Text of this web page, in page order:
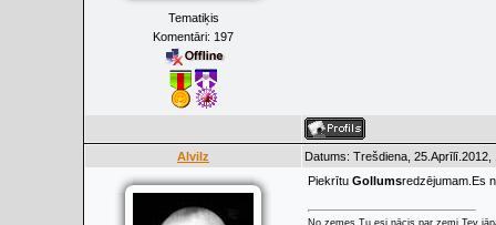
Tematiķis
Komentāri: 197
Alvilz Datums: Trešdiena,
Piekrītu Gollumsredzējumam.Es